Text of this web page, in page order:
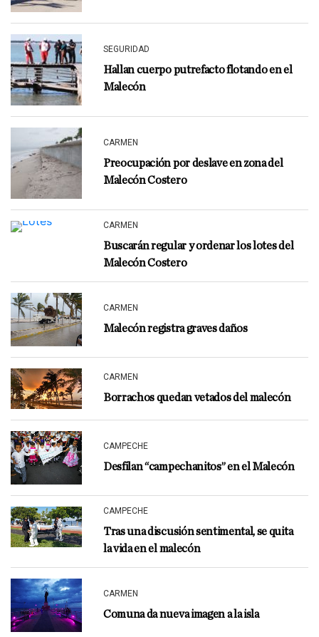
SEGURIDAD
Hallan cuerpo putrefacto flotando en el
Malecón
CARMEN
Preocupación por deslave en zona del
Malecón Costero
CARMEN
Buscarán regular y ordenar los lotes del
Malecón Costero
CARMEN
Malecón registra graves daños
CARMEN
Borrachos quedan vetados del malecón
CAMPECHE
Desfilan “campechanitos” en el Malecón
CAMPECHE
Tras una discusión sentimental, se quita
la vida en el malecón
CARMEN
Comuna da nueva imagen a la isla